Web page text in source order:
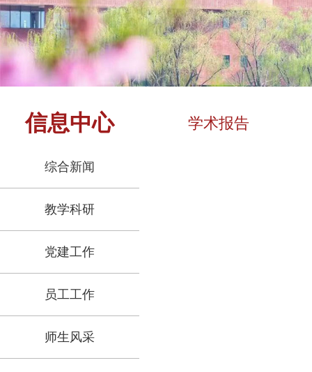
信息中心
综合新闻
教学科研
党建工作
员工工作
师生风采
学术报告